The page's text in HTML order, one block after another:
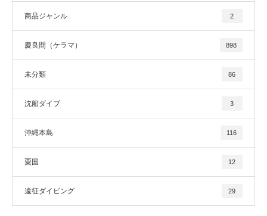
商品ジャンル 2
慶良間（ケラマ） 898
未分類 86
沈船ダイブ 3
沖縄本島 116
粟国 12
遠征ダイビング 29